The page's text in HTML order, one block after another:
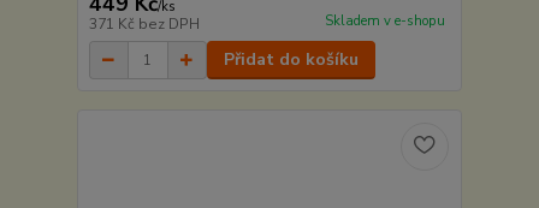
/ks
371 Kč bez DPH Skladem v e-shopu
Přidat do košíku